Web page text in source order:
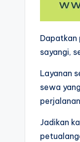
Dapatkan
sayangi,
Layanan
sewa
Jadikan